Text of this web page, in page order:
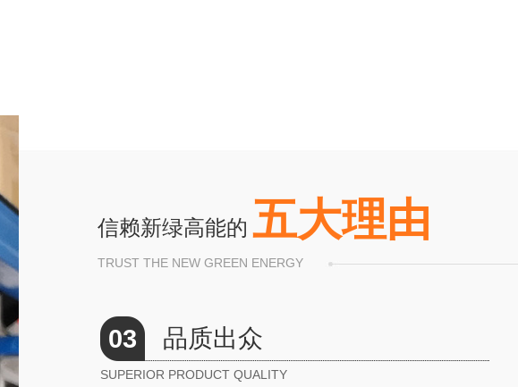
信赖新绿高能的 五大理由
TRUST THE NEW GREEN ENERGY
04 种类丰富
ABUNDANT SPECIES